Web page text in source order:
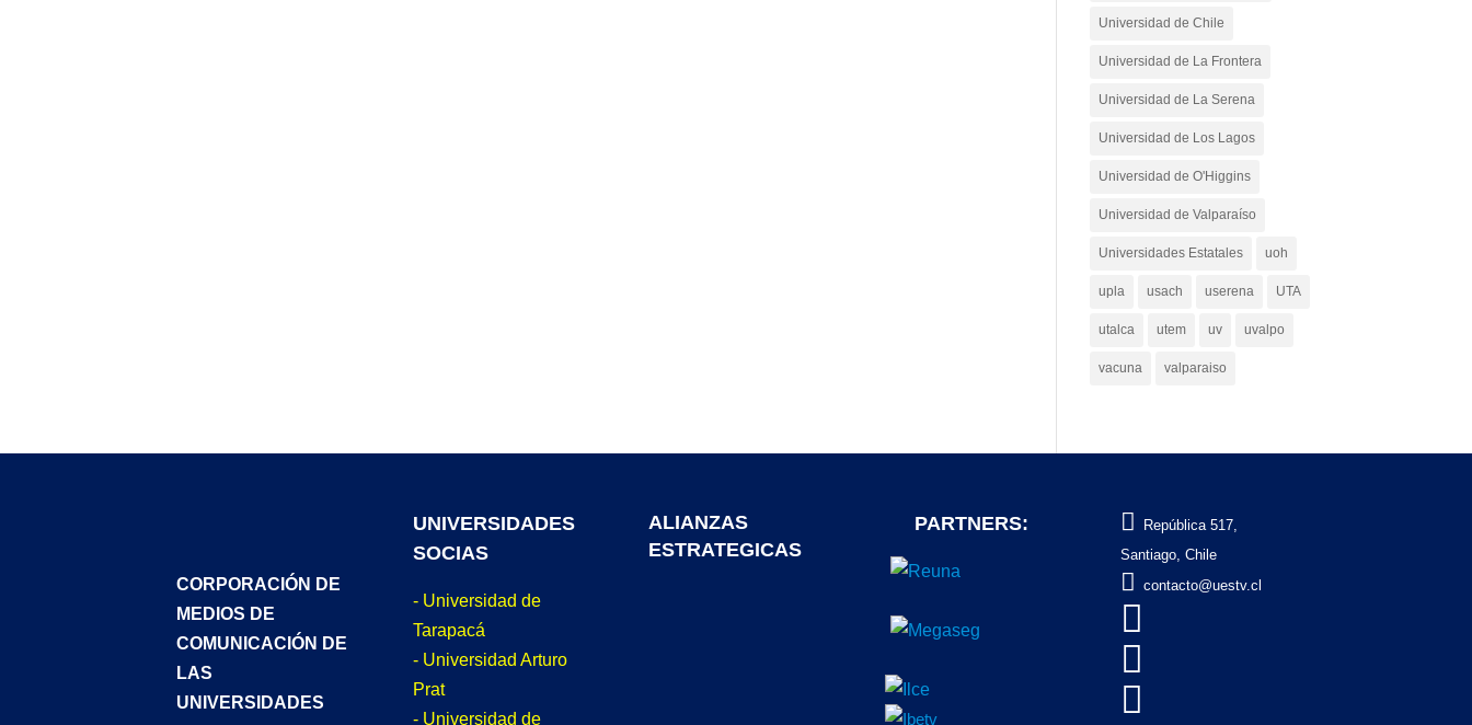
Universidad de Chile
Universidad de La Frontera
Universidad de La Serena
Universidad de Los Lagos
Universidad de O'Higgins
Universidad de Valparaíso
Universidades Estatales uoh
upla usach userena UTA
utalca utem uv uvalpo
vacuna valparaiso
CORPORACIÓN DE
MEDIOS DE
COMUNICACIÓN DE
LAS
UNIVERSIDADES
UNIVERSIDADES
SOCIAS
- Universidad de
Tarapacá
- Universidad Arturo
Prat
- Universidad de
ALIANZAS
ESTRATEGICAS
PARTNERS: 
República 517,
Santiago, Chile
 contacto@uestv.cl


